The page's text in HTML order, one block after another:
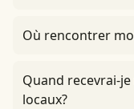
Où rencontrer
Quand recevrai-
locaux?